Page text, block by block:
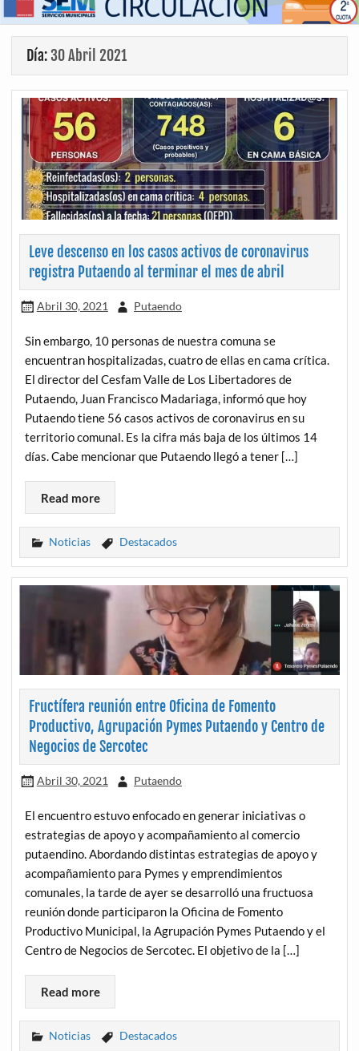
Día: 30 Abril 2021
Leve descenso en los casos activos de coronavirus
registra Putaendo al terminar el mes de abril
Abril 30, 2021 Putaendo
Sin embargo, 10 personas de nuestra comuna se
encuentran hospitalizadas, cuatro de ellas en cama crítica.
El director del Cesfam Valle de Los Libertadores de
Putaendo, Juan Francisco Madariaga, informó que hoy
Putaendo tiene 56 casos activos de coronavirus en su
territorio comunal. Es la cifra más baja de los últimos 14
días. Cabe mencionar que Putaendo llegó a tener […]
Read more
Noticias Destacados
Fructífera reunión entre Oficina de Fomento
Productivo, Agrupación Pymes Putaendo y Centro de
Negocios de Sercotec
Abril 30, 2021 Putaendo
El encuentro estuvo enfocado en generar iniciativas o
estrategias de apoyo y acompañamiento al comercio
putaendino. Abordando distintas estrategias de apoyo y
acompañamiento para Pymes y emprendimientos
comunales, la tarde de ayer se desarrolló una fructuosa
reunión donde participaron la Oficina de Fomento
Productivo Municipal, la Agrupación Pymes Putaendo y el
Centro de Negocios de Sercotec. El objetivo de la […]
Read more
Noticias Destacados